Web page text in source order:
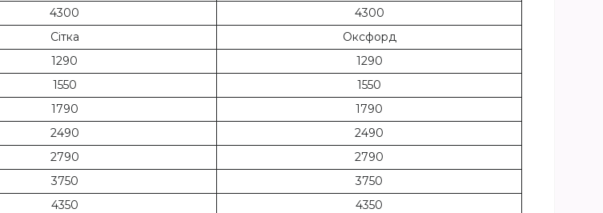
4300
4300
Сітка
Оксфорд
1290
1290
1550
1550
1790
1790
2490
2490
2790
2790
3750
3750
4350
4350